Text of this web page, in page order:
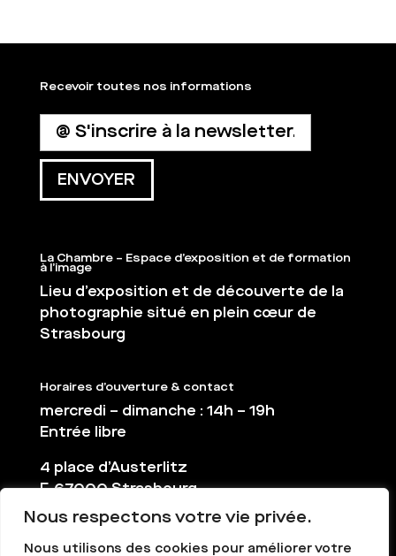
Nous respectons votre vie privée.
Nous utilisons des cookies pour améliorer votre
Recevoir toutes nos informations
La Chambre – Espace d’exposition et de formation
à l’image
Lieu d’exposition et de découverte de la
photographie situé en plein cœur de
Strasbourg
Horaires d’ouverture & contact
mercredi – dimanche : 14h – 19h
Entrée libre
4 place d’Austerlitz
F-67000 Strasbourg
03 88 36 65 38
contact@la-chambre.org